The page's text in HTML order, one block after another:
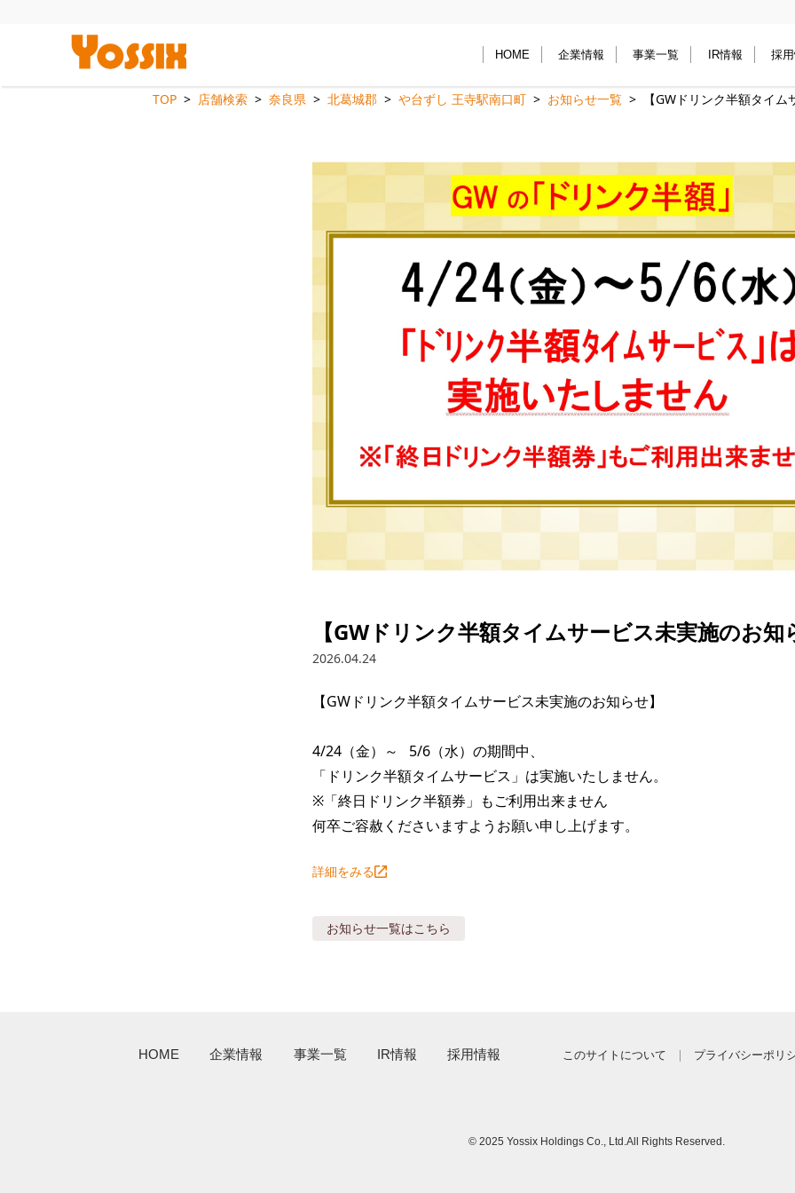
HOME 企業情報 事業一覧 IR情報 採
TOP 店舗検索 奈良県 北葛城郡 や台ずし 王寺駅南口町 お知らせ一覧 【GWドリンク半額タイ
【GWドリンク半額タイムサービス未実施のお知
2026.04.24
【GWドリンク半額タイムサービス未実施のお知らせ】
4/24（金）～   5/6（水）の期間中、
「ドリンク半額タイムサービス」は実施いたしません。
※「終日ドリンク半額券」もご利用出来ません
何卒ご容赦くださいますようお願い申し上げます。
詳細をみる
お知らせ一覧はこちら
HOME 企業情報 事業一覧 IR情報 採用情報 このサイトについて プライバシーポリ
© 2025 Yossix Holdings Co., Ltd.All Rights Reserved.